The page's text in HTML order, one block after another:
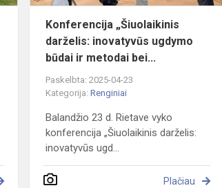
Konferencija „Šiuolaikinis
darželis: inovatyvūs ugdymo
būdai ir metodai bei...
Paskelbta: 2025-04-23
Kategorija:Renginiai
Balandžio 23 d. Rietave vyko
konferencija „Šiuolaikinis darželis:
inovatyvūs ugd...
Plačiau